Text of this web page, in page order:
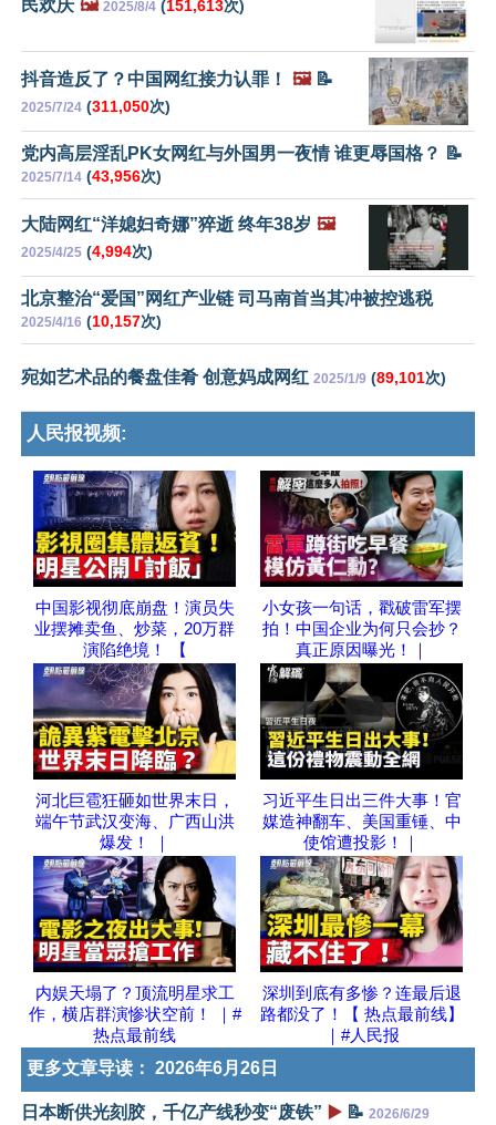
民欢庆 🖼️ 2025/8/4 (151,613次)
抖音造反了？中国网红接力认罪！ 🖼️📝
2025/7/24 (311,050次)
党内高层淫乱PK女网红与外国男一夜情 谁更辱国格？ 📝
2025/7/14 (43,956次)
大陆网红“洋媳妇奇娜”猝逝 终年38岁 🖼️
2025/4/25 (4,994次)
北京整治“爱国”网红产业链 司马南首当其冲被控逃税
2025/4/16 (10,157次)
宛如艺术品的餐盘佳肴 创意妈成网红 2025/1/9 (89,101次)
人民报视频:
中国影视彻底崩盘！演员失
业摆摊卖鱼、炒菜，20万群
演陷绝境！ 【
小女孩一句话，戳破雷军摆
拍！中国企业为何只会抄？
真正原因曝光！｜
河北巨雹狂砸如世界末日，
端午节武汉变海、广西山洪
爆发！ ｜
习近平生日出三件大事！官
媒造神翻车、美国重锤、中
使馆遭投影！｜
内娱天塌了？顶流明星求工
作，横店群演惨状空前！ ｜#
热点最前线
深圳到底有多惨？连最后退
路都没了！【 热点最前线】
｜#人民报
更多文章导读： 2026年6月26日
日本断供光刻胶，千亿产线秒变“废铁” ▶️ 📝 2026/6/29